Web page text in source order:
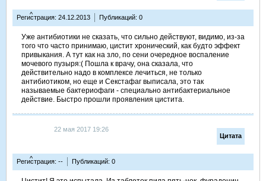
Регистрация: 24.12.2013 Публикаций: 0
^
Уже антибиотики не сказать, что сильно действуют, видимо, из-за
того что часто принимаю, цистит хронический, как будто эффект
привыкания. А тут как на зло, по сени очередное воспаление
мочевого пузыря:( Пошла к врачу, она сказала, что
действительно надо в комплексе лечиться, не только
антибиотиком, но еще и Секстафаг выписала, это так
называемые бактериофаги - специально антибактериальное
действие. Быстро прошли проявления цистита.
Цитата
22 мая 2017 19:26
Регистрация: -- Публикаций: 0
^